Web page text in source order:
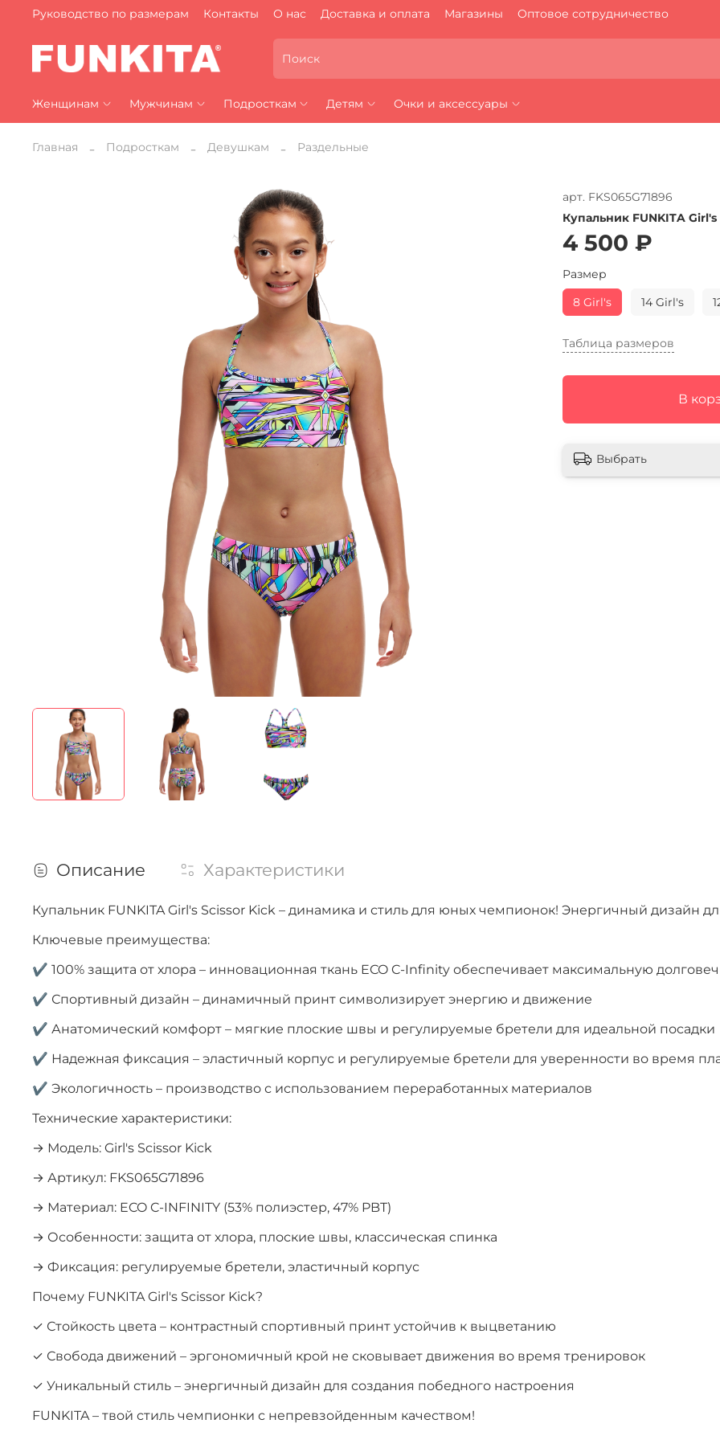
Руководство по размерам Контакты О нас Доставка и оплата Магазины Оптовое сотрудничество
Женщинам Мужчинам Подросткам Детям Очки и аксессуары
Главная Подросткам Девушкам Раздельные
арт. FKS065G71896
Купальник FUNKITA Girl's
4 500 ₽
Таблица размеров
В
Размер
8 Girl's
14 Girl's
Выбрать
Описание Характеристики
Купальник FUNKITA Girl's Scissor Kick – динамика и стиль для юных чемпионок! Энергичный дизайн
Ключевые преимущества:
✔ 100% защита от хлора – инновационная ткань ECO C-Infinity обеспечивает максимальную
✔ Спортивный дизайн – динамичный принт символизирует энергию и движение
✔ Анатомический комфорт – мягкие плоские швы и регулируемые бретели для идеальной посадки
✔ Надежная фиксация – эластичный корпус и регулируемые бретели для уверенности во время
✔ Экологичность – производство с использованием переработанных материалов
Технические характеристики:
→ Модель: Girl's Scissor Kick
→ Артикул: FKS065G71896
→ Материал: ECO C-INFINITY (53% полиэстер, 47% PBT)
→ Особенности: защита от хлора, плоские швы, классическая спинка
→ Фиксация: регулируемые бретели, эластичный корпус
Почему FUNKITA Girl's Scissor Kick?
✓ Стойкость цвета – контрастный спортивный принт устойчив к выцветанию
✓ Свобода движений – эргономичный крой не сковывает движения во время тренировок
✓ Уникальный стиль – энергичный дизайн для создания победного настроения
FUNKITA – твой стиль чемпионки с непревзойденным качеством!